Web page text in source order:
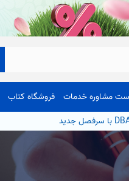
مشاوره خدمات فروشگاه کتاب